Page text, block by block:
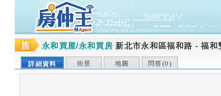
永和買屋/永和買房 新北市永和區福和路 -福和
詳細資料 街景 地圖 問答(0 )